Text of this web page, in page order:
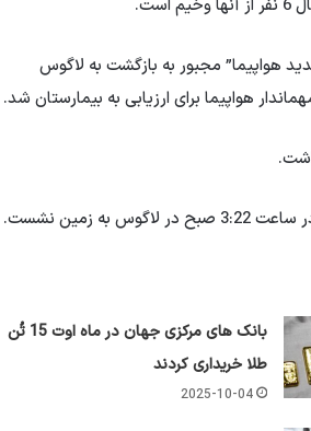
ناگهانی و شدید هواپیما” مجبور به بازگشت به لاگوس
هواپیما برای ارزیابی به بیمارستان شد.
بانک های مرکزی جهان در ماه اوت 15 تُن
طلا خریداری کردند
2025-10-04